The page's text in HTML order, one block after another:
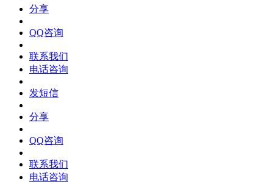
分享
QQ咨询
联系我们
电话咨询
发短信
分享
QQ咨询
联系我们
电话咨询